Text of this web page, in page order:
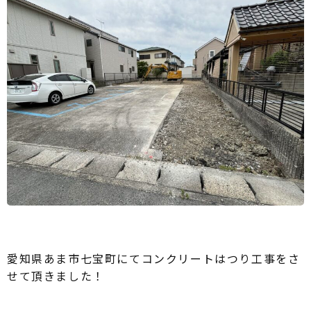
愛知県あま市七宝町にてコンクリートはつり工事をさ
せて頂きました！